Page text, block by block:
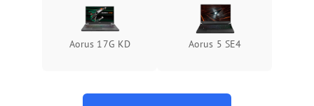
Aorus 17G KD Aorus 5 SE4